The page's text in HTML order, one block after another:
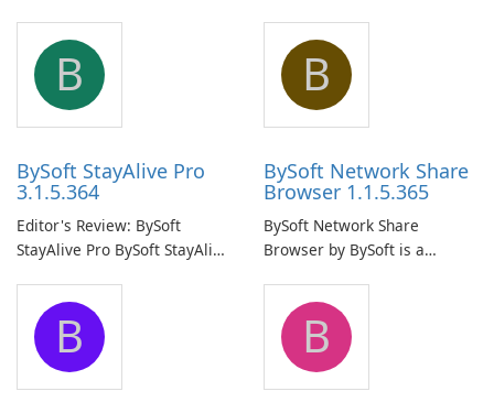
B
BySoft StayAlive Pro
3.1.5.364
Editor's Review: BySoft
StayAlive Pro BySoft StayAlive
application designed to
ensure the continuous and
uninterrupted operation of
your computer system.
B
BySoft Network Share
Browser 1.1.5.365
BySoft Network Share
Browser by BySoft is a
application that allows users
to easily browse and manage
shared folders on their
network.
B B